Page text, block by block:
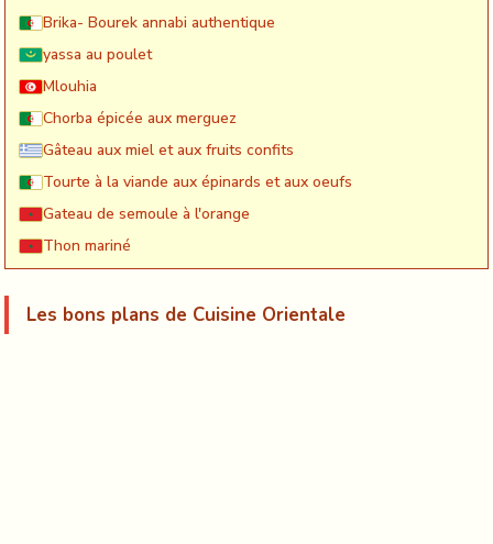
Brika- Bourek annabi authentique
yassa au poulet
Mlouhia
Chorba épicée aux merguez
Gâteau aux miel et aux fruits confits
Tourte à la viande aux épinards et aux oeufs
Gateau de semoule à l'orange
Thon mariné
Les bons plans de Cuisine Orientale